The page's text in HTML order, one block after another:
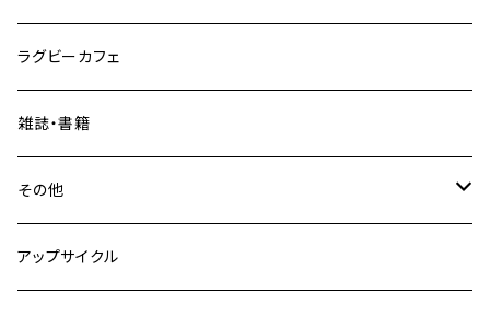
ラグビーカフェ
雑誌・書籍
その他
fuber diner
アップサイクル